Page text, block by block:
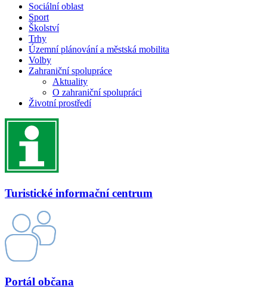
Sociální oblast
Sport
Školství
Trhy
Územní plánování a městská mobilita
Volby
Zahraniční spolupráce
Aktuality
O zahraniční spolupráci
Životní prostředí
Turistické informační centrum
Portál občana